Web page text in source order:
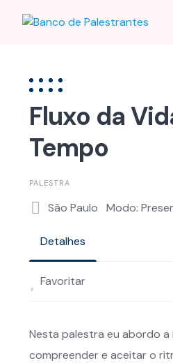
Fluxo da
Tempo
PALESTRA
São Paulo Modo:
Detalhes
Favoritar
Nesta palestra eu abordo
compreender e aceitar o